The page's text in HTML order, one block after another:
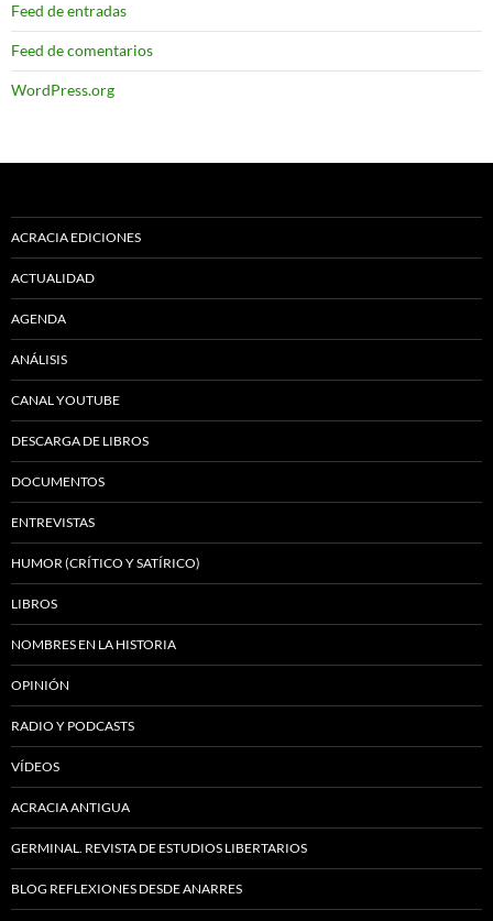
Feed de entradas
Feed de comentarios
WordPress.org
ACRACIA EDICIONES
ACTUALIDAD
AGENDA
ANÁLISIS
CANAL YOUTUBE
DESCARGA DE LIBROS
DOCUMENTOS
ENTREVISTAS
HUMOR (CRÍTICO Y SATÍRICO)
LIBROS
NOMBRES EN LA HISTORIA
OPINIÓN
RADIO Y PODCASTS
VÍDEOS
ACRACIA ANTIGUA
GERMINAL. REVISTA DE ESTUDIOS LIBERTARIOS
BLOG REFLEXIONES DESDE ANARRES